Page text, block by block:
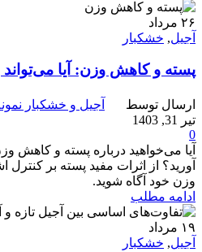
۲۶ مرداد
آجیل, خشکبار
پسته و کاهش وزن: آیا
ارسال توسط
آجیل و خشکبار
تیر 31, 1403
0
آیا می‌خواهید درباره پسته و کاهش
آورید؟ از اثرات مفید پسته بر کنترل
وزن خود آگاه شوید.
ادامه مطلب
۱۹ مرداد
آجیل, خشکبار